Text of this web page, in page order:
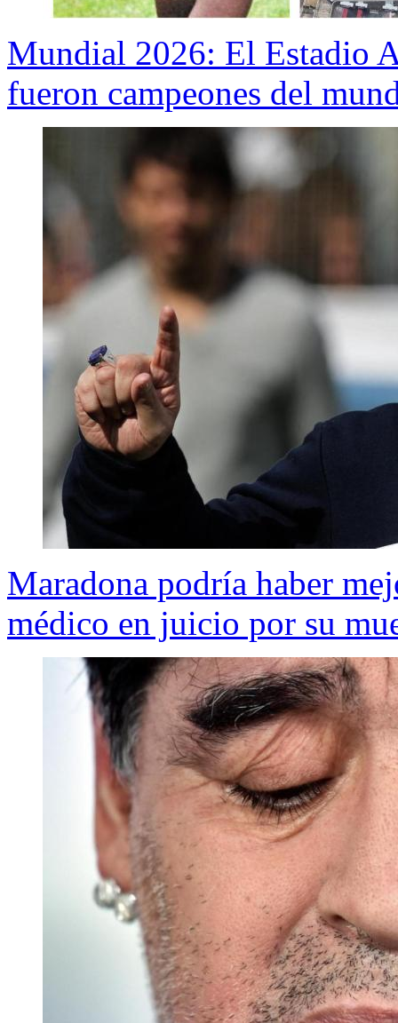
Mundial 2026: El Estadio
fueron campeones del
Maradona podría haber
médico en juicio por su